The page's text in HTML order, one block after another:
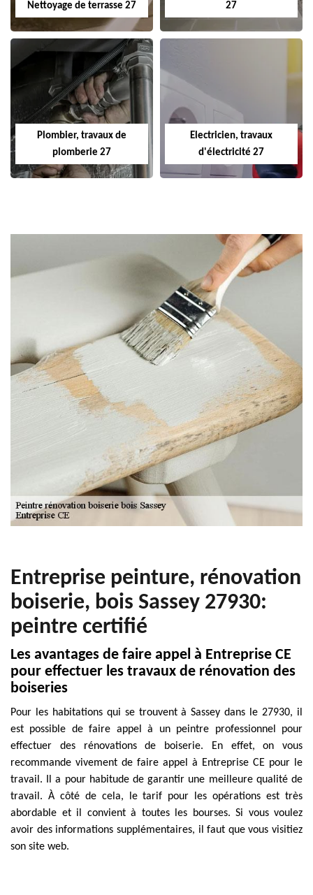
Nettoyage de terrasse 27
27
Plombier, travaux de
plomberie 27
Electricien, travaux
d'électricité 27
Entreprise peinture, rénovation
boiserie, bois Sassey 27930:
peintre certifié
Les avantages de faire appel à Entreprise CE
pour effectuer les travaux de rénovation des
boiseries
Pour les habitations qui se trouvent à Sassey dans le 27930, il
est possible de faire appel à un peintre professionnel pour
effectuer des rénovations de boiserie. En effet, on vous
recommande vivement de faire appel à Entreprise CE pour le
travail. Il a pour habitude de garantir une meilleure qualité de
travail. À côté de cela, le tarif pour les opérations est très
abordable et il convient à toutes les bourses. Si vous voulez
avoir des informations supplémentaires, il faut que vous visitiez
son site web.